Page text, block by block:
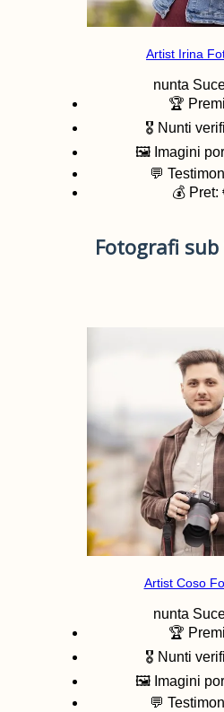
Artist Irina
nunta
🏆
🎖️ Nunti
🖼️ Imagini
💬
💰 Pret:
Fotografi
Artist Coso
nunta
🏆
🎖️ Nunti
🖼️ Imagini
💬